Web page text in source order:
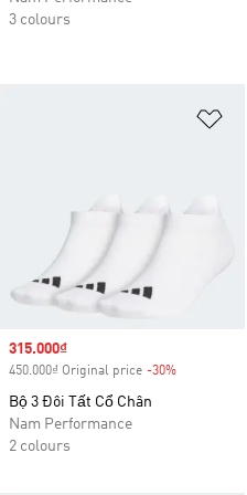
Sale price
315.000₫
450.000₫ Original price -30%
Bộ 3 Đôi Tất Cổ Chân
Nam Performance
2 colours
3 colours